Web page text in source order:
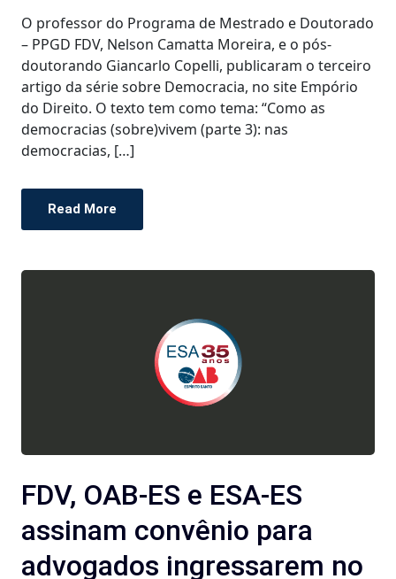
O professor do Programa de Mestrado e Doutorado
– PPGD FDV, Nelson Camatta Moreira, e o pós-
doutorando Giancarlo Copelli, publicaram o terceiro
artigo da série sobre Democracia, no site Empório
do Direito. O texto tem como tema: “Como as
democracias (sobre)vivem (parte 3): nas
democracias, […]
Read More
FDV, OAB-ES e ESA-ES
assinam convênio para
advogados ingressarem no